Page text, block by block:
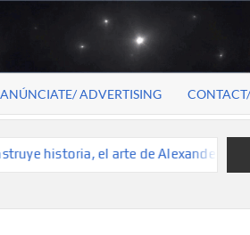
ANÚNCIATE/ ADVERTISING
Alexander V. Molina Rostros